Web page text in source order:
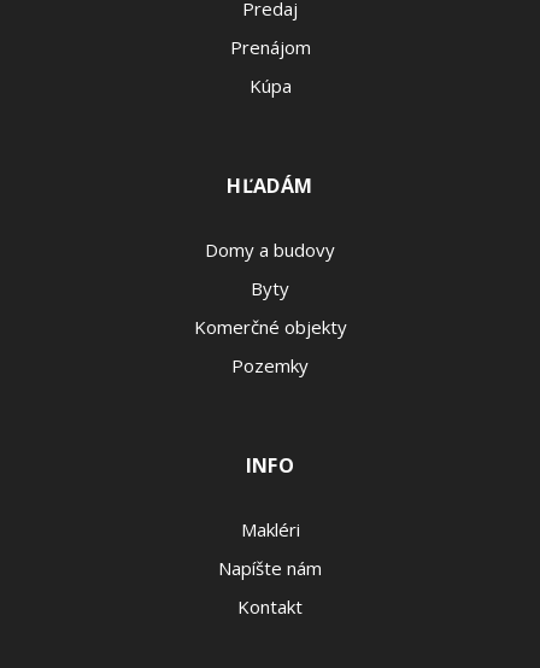
Predaj
Prenájom
Kúpa
HĽADÁM
Domy a budovy
Byty
Komerčné objekty
Pozemky
INFO
Makléri
Napíšte nám
Kontakt